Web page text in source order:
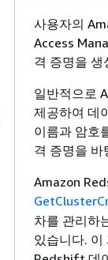
사용자의
Access
격 증명을 생
일반적으로
제공하여 데
이름과 암호
격 증명을
Amazon
차를 관리하
있습니다. 이